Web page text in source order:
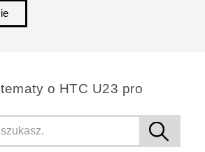
o HTC U23 pro